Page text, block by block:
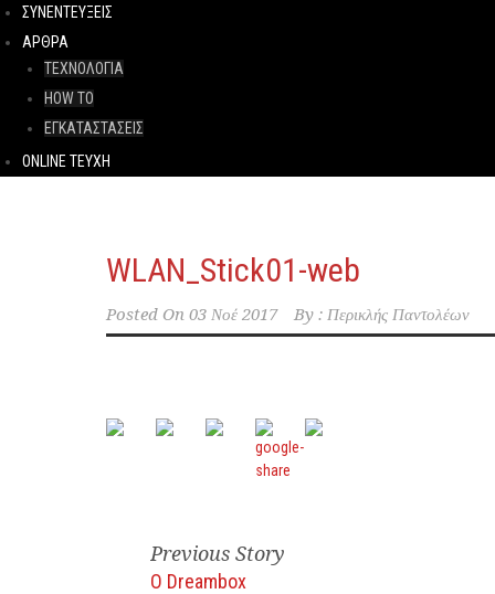
ΣΥΝΕΝΤΕΥΞΕΙΣ
ΑΡΘΡΑ
ΤΕΧΝΟΛΟΓΙΑ
HOW TO
ΕΓΚΑΤΑΣΤΑΣΕΙΣ
ONLINE TEYXH
WLAN_Stick01-web
Posted On 03 Νοέ 2017 By : Περικλής Παντολέων
Previous Story
Ο Dreambox